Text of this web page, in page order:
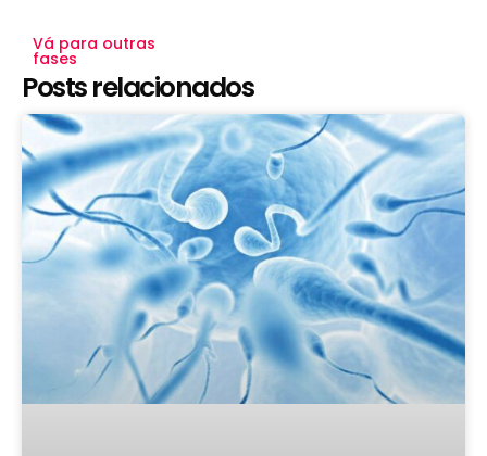
Vá para outras
fases
Posts relacionados